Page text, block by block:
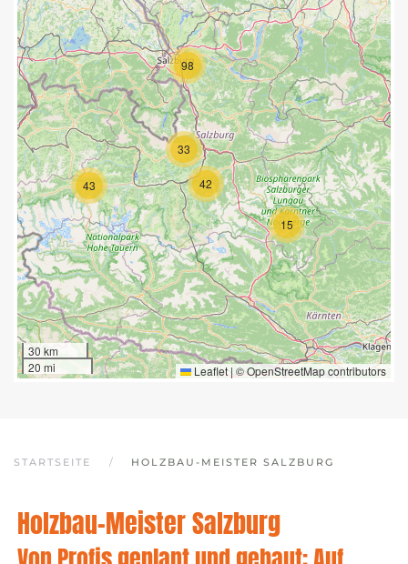
15
33
42
43
98
30 km
20 mi
Leaflet | ©OpenStreetMapcontributors
STARTSEITE HOLZBAU-MEISTER SALZBURG
Holzbau-Meister Salzburg